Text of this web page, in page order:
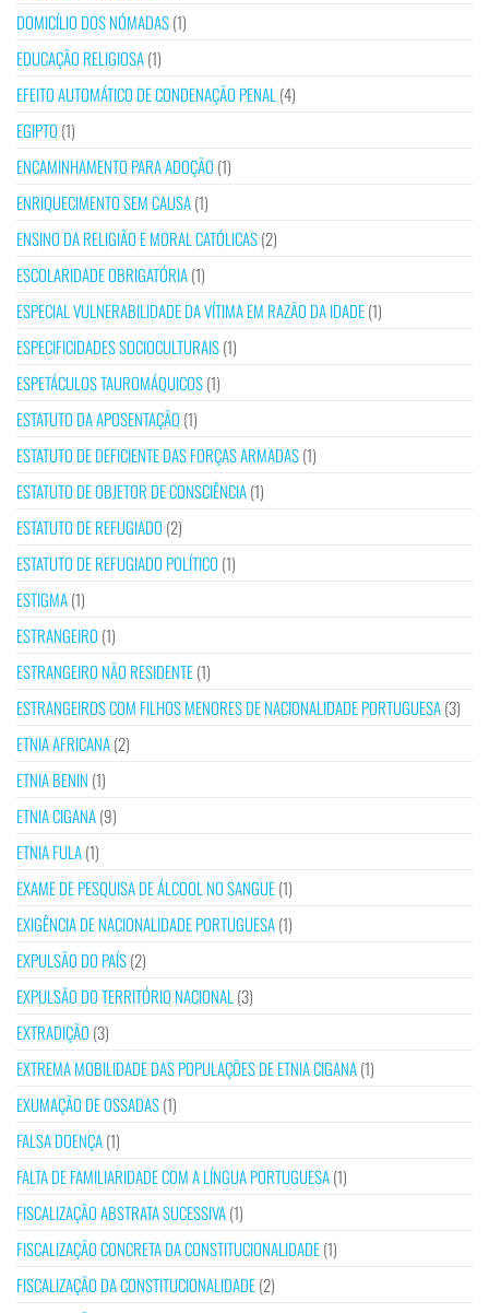
DOMICÍLIO DOS NÓMADAS(1)
EDUCAÇÃO RELIGIOSA(1)
EFEITO AUTOMÁTICO DE CONDENAÇÃO PENAL(4)
EGIPTO (1)
ENCAMINHAMENTO PARA ADOÇÃO (1)
ENRIQUECIMENTO SEM CAUSA(1)
ENSINO DA RELIGIÃO E MORAL CATÓLICAS(2)
ESCOLARIDADE OBRIGATÓRIA(1)
ESPECIAL VULNERABILIDADE DA VÍTIMA EM RAZÃO DA IDADE(1)
ESPECIFICIDADES SOCIOCULTURAIS(1)
ESPETÁCULOS TAUROMÁQUICOS(1)
ESTATUTO DA APOSENTAÇÃO (1)
ESTATUTO DE DEFICIENTE DAS FORÇAS ARMADAS(1)
ESTATUTO DE OBJETOR DE CONSCIÊNCIA(1)
ESTATUTO DE REFUGIADO (2)
ESTATUTO DE REFUGIADO POLÍTICO (1)
ESTIGMA(1)
ESTRANGEIRO (1)
ESTRANGEIRO NÃO RESIDENTE(1)
ESTRANGEIROS COM FILHOS MENORES DE NACIONALIDADE PORTUGUESA(3)
ETNIA AFRICANA(2)
ETNIA BENIN (1)
ETNIA CIGANA(9)
ETNIA FULA(1)
EXAME DE PESQUISA DE ÁLCOOL NO SANGUE(1)
EXIGÊNCIA DE NACIONALIDADE PORTUGUESA(1)
EXPULSÃO DO PAÍS(2)
EXPULSÃO DO TERRITÓRIO NACIONAL(3)
EXTRADIÇÃO (3)
EXTREMA MOBILIDADE DAS POPULAÇÕES DE ETNIA CIGANA(1)
EXUMAÇÃO DE OSSADAS(1)
FALSA DOENÇA(1)
FALTA DE FAMILIARIDADE COM A LÍNGUA PORTUGUESA(1)
FISCALIZAÇÃO ABSTRATA SUCESSIVA(1)
FISCALIZAÇÃO CONCRETA DA CONSTITUCIONALIDADE(1)
FISCALIZAÇÃO DA CONSTITUCIONALIDADE(2)